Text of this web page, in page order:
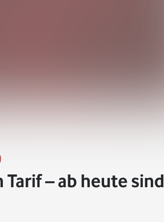
– ab heute sind